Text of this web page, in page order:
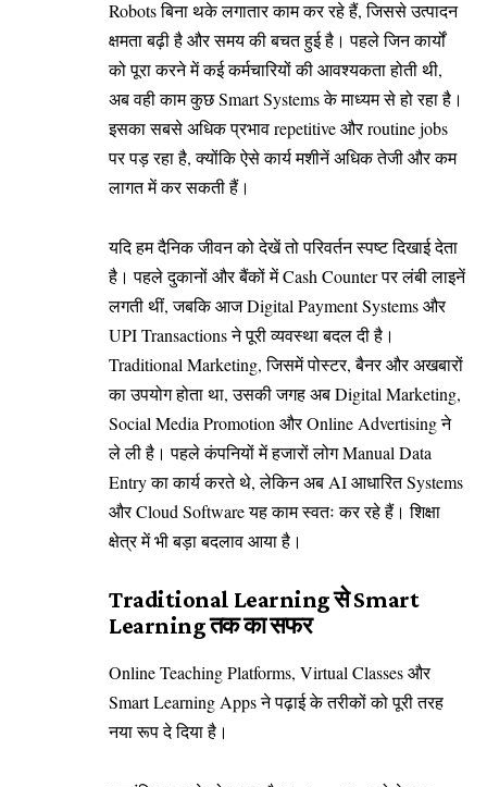
Robots बिना थके लगातार काम कर रहे हैं, जिससे उत्पादन
क्षमता बढ़ी है और समय की बचत हुई है। पहले जिन कार्यों
को पूरा करने में कई कर्मचारियों की आवश्यकता होती थी,
अब वही काम कुछ Smart Systems के माध्यम से हो रहा है।
इसका सबसे अधिक प्रभाव repetitive और routine jobs
पर पड़ रहा है, क्योंकि ऐसे कार्य मशीनें अधिक तेजी और कम
लागत में कर सकती हैं।
यदि हम दैनिक जीवन को देखें तो परिवर्तन स्पष्ट दिखाई देता
है। पहले दुकानों और बैंकों में Cash Counter पर लंबी लाइनें
लगती थीं, जबकि आज Digital Payment Systems और
UPI Transactions ने पूरी व्यवस्था बदल दी है।
Traditional Marketing, जिसमें पोस्टर, बैनर और अखबारों
का उपयोग होता था, उसकी जगह अब Digital Marketing,
Social Media Promotion और Online Advertising ने
ले ली है। पहले कंपनियों में हजारों लोग Manual Data
Entry का कार्य करते थे, लेकिन अब AI आधारित Systems
और Cloud Software यह काम स्वतः कर रहे हैं। शिक्षा
क्षेत्र में भी बड़ा बदलाव आया है।
Traditional Learning से Smart
Learning तक का सफर
Online Teaching Platforms, Virtual Classes और
Smart Learning Apps ने पढ़ाई के तरीकों को पूरी तरह
नया रूप दे दिया है।